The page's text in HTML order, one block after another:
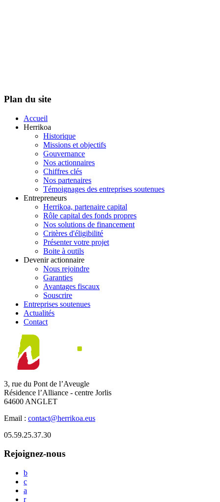
Plan du site
Accueil
Herrikoa
Historique
Missions et objectifs
Gouvernance
Nos actionnaires
Chiffres clés
Nos partenaires
Témoignages des entreprises soutenues
Entrepreneurs
Herrikoa, partenaire capital
Rôle capital des fonds propres
Nos solutions de financement
Critères d'éligibilité
Présenter votre projet
Boite à outils
Devenir actionnaire
Nous rejoindre
Garanties
Avantages fiscaux
Souscrire
Entreprises soutenues
Actualités
Contact
3, rue du Pont de l’Aveugle
Résidence l’Alliance - centre Jorlis
64600 ANGLET
Email : contact@herrikoa.eus
05.59.25.37.30
Rejoignez-nous
b
c
a
r